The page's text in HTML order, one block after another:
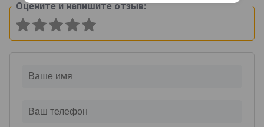
Оцените и напишите отзыв: